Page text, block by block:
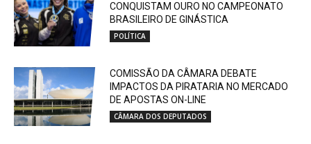
CONQUISTAM OURO NO CAMPEONATO
BRASILEIRO DE GINÁSTICA
POLÍTICA
COMISSÃO DA CÂMARA DEBATE
IMPACTOS DA PIRATARIA NO MERCADO
DE APOSTAS ON-LINE
CÂMARA DOS DEPUTADOS